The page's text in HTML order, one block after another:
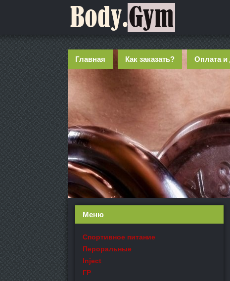
Главная Как заказать? Оплата и
Меню
Спортивное питание
Пероральные
Inject
ГР